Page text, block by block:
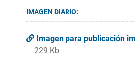
IMAGEN DIARIO:
Imagen para publicación
229 Kb